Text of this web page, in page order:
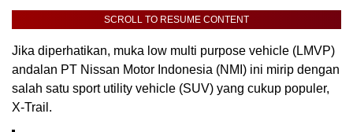
SCROLL TO RESUME CONTENT
Jika diperhatikan, muka low multi purpose vehicle (LMVP)
andalan PT Nissan Motor Indonesia (NMI) ini mirip dengan
salah satu sport utility vehicle (SUV) yang cukup populer,
X-Trail.